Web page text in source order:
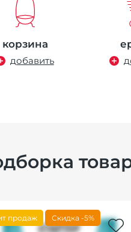
корзина
добавить
продаж Скидка -5%